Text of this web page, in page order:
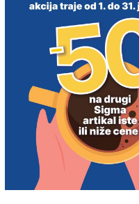
неопходан услов.
смештај, превоз,
032/57-41-122 – локал
Пружам услуге
радова у
хидроизолације и
радова. 061/25-28-058
Ало таксију
категоријом. 064/02-